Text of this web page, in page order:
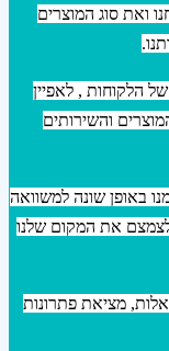
ואת סוג המוצרים
הלקוחות , לאפיין
והשירותים
באופן שונה למשוואה
את המקום שלנו
מציאת פתרונות